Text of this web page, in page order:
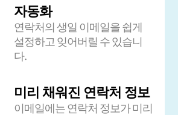
자동화
연락처의 생일 이메일을 쉽게
설정하고 잊어버릴 수 있습니
다.
미리 채워진 연락처 정보
이메일에는 연락처 정보가 미리